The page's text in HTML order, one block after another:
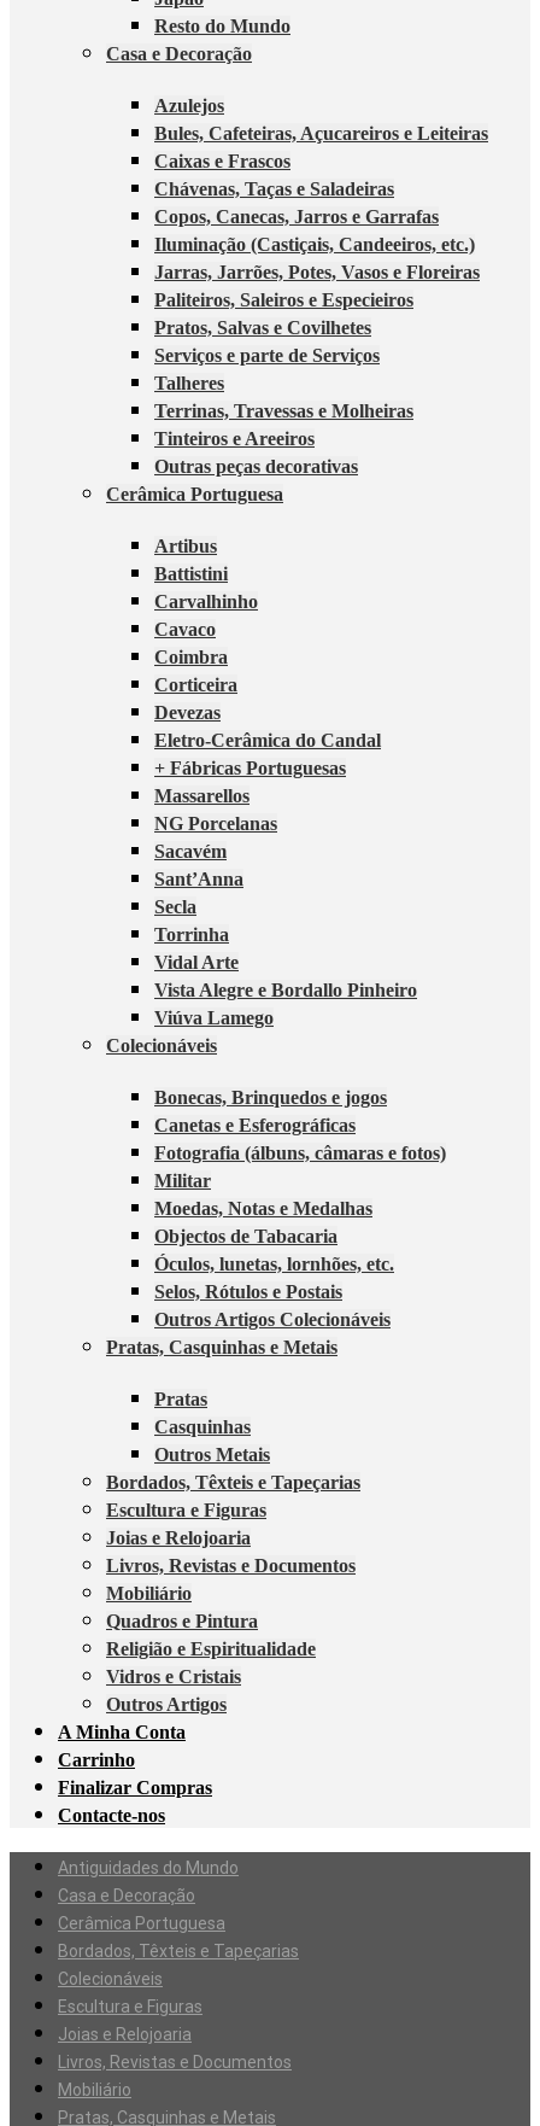
Resto do Mundo
Casa e Decoração
Azulejos
Bules, Cafeteiras, Açucareiros e Leiteiras
Caixas e Frascos
Chávenas, Taças e Saladeiras
Copos, Canecas, Jarros e Garrafas
Iluminação (Castiçais, Candeeiros, etc.)
Jarras, Jarrões, Potes, Vasos e Floreiras
Paliteiros, Saleiros e Especieiros
Pratos, Salvas e Covilhetes
Serviços e parte de Serviços
Talheres
Terrinas, Travessas e Molheiras
Tinteiros e Areeiros
Outras peças decorativas
Cerâmica Portuguesa
Artibus
Battistini
Carvalhinho
Cavaco
Coimbra
Corticeira
Devezas
Eletro-Cerâmica do Candal
+ Fábricas Portuguesas
Massarellos
NG Porcelanas
Sacavém
Sant’Anna
Secla
Torrinha
Vidal Arte
Vista Alegre e Bordallo Pinheiro
Viúva Lamego
Colecionáveis
Bonecas, Brinquedos e jogos
Canetas e Esferográficas
Fotografia (álbuns, câmaras e fotos)
Militar
Moedas, Notas e Medalhas
Objectos de Tabacaria
Óculos, lunetas, lornhões, etc.
Selos, Rótulos e Postais
Outros Artigos Colecionáveis
Pratas, Casquinhas e Metais
Pratas
Casquinhas
Outros Metais
Bordados, Têxteis e Tapeçarias
Escultura e Figuras
Joias e Relojoaria
Livros, Revistas e Documentos
Mobiliário
Quadros e Pintura
Religião e Espiritualidade
Vidros e Cristais
Outros Artigos
A Minha Conta
Carrinho
Finalizar Compras
Contacte-nos
Antiguidades do Mundo
Casa e Decoração
Cerâmica Portuguesa
Bordados, Têxteis e Tapeçarias
Colecionáveis
Escultura e Figuras
Joias e Relojoaria
Livros, Revistas e Documentos
Mobiliário
Pratas, Casquinhas e Metais